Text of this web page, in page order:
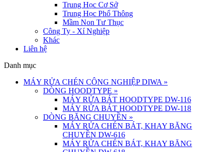
Trung Học Cơ Sở
Trung Học Phổ Thông
Mầm Non Tư Thục
Công Ty - Xí Nghiệp
Khác
Liên hệ
Danh mục
MÁY RỬA CHÉN CÔNG NGHIỆP DIWA »
DÒNG HOODTYPE »
MÁY RỬA BÁT HOODTYPE DW-116
MÁY RỬA BÁT HOODTYPE DW-118
DÒNG BĂNG CHUYỀN »
MÁY RỬA CHÉN BÁT, KHAY BĂNG
CHUYỀN DW-616
MÁY RỬA CHÉN BÁT, KHAY BĂNG